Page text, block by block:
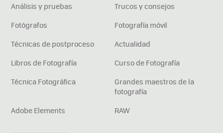
Análisis y pruebas
Trucos y consejos
Fotógrafos
Fotografía móvil
Técnicas de postproceso
Actualidad
Libros de Fotografía
Curso de Fotografía
Técnica Fotográfica
Grandes maestros de la
fotografía
Adobe Elements
RAW